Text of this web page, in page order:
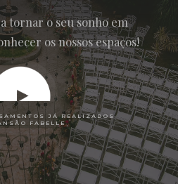
tornar o seu sonho em
os nossos espaços!
JÁ REALIZADOS
FABELLE